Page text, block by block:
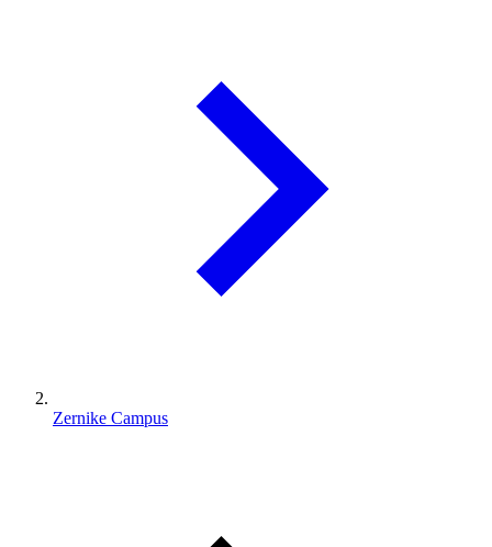
Zernike Campus